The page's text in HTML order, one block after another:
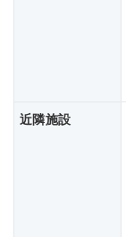
近隣施設